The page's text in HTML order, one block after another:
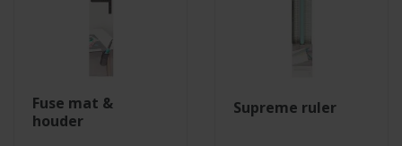
fuse mat &
houder
supreme ruler